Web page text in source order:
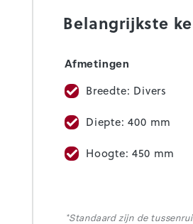
Belangrijkste
Afmetingen
Breedte: Divers
Diepte: 400 mm
Hoogte: 450 mm
*Standaard zijn de